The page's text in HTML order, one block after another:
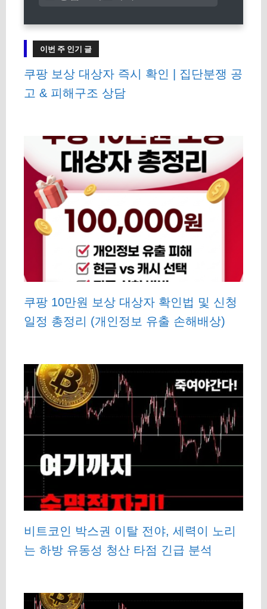
이번 주 인기 글
쿠팡 보상 대상자 즉시 확인 | 집단분쟁 공
고 & 피해구조 상담
쿠팡 10만원 보상 대상자 확인법 및 신청
일정 총정리 (개인정보 유출 손해배상)
비트코인 박스권 이탈 전야, 세력이 노리
는 하방 유동성 청산 타점 긴급 분석